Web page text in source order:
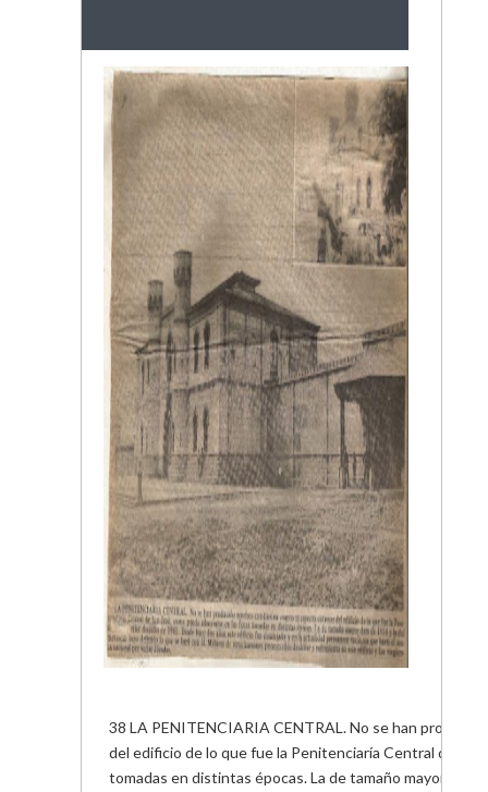
38 LA PENITENCIARIA CENTRAL. No se han
del edificio de lo que fue la Penitenciaría Central de
tomadas en distintas épocas. La de tamaño mayor